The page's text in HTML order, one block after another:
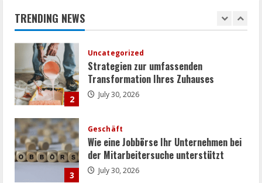
TRENDING NEWS
2
3
Geschäft
Wie eine Jobbörse Ihr Unternehmen bei
der Mitarbeitersuche unterstützt
July 30, 2026
4
4 Gründe, warum das Mieten von Zelten
die budgetfreundliche Lösung für
überteuerte Veranstaltungsorte ist
October 28, 2025